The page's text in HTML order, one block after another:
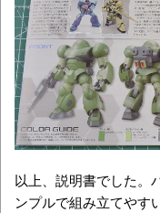
以上、説明書でした。
ンプルで組み立てやす